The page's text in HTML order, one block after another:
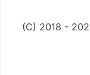
(C) 2018 -